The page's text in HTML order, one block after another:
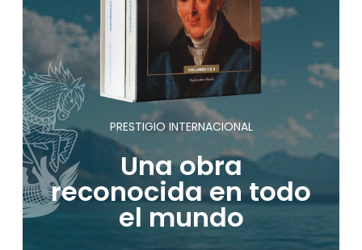
PRESTIGIO INTERNACIONAL
Una obra
reconocida en todo
el mundo